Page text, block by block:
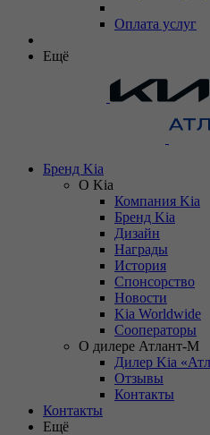
Оплата услуг
Ещё
Бренд Kia
О Kia
Компания Kia
Бренд Kia
Дизайн
Награды
История
Спонсорство
Новости
Kia Worldwide
Сооператоры
О дилере Атлант-М
Дилер Kia
Отзывы
Контакты
Контакты
Ещё